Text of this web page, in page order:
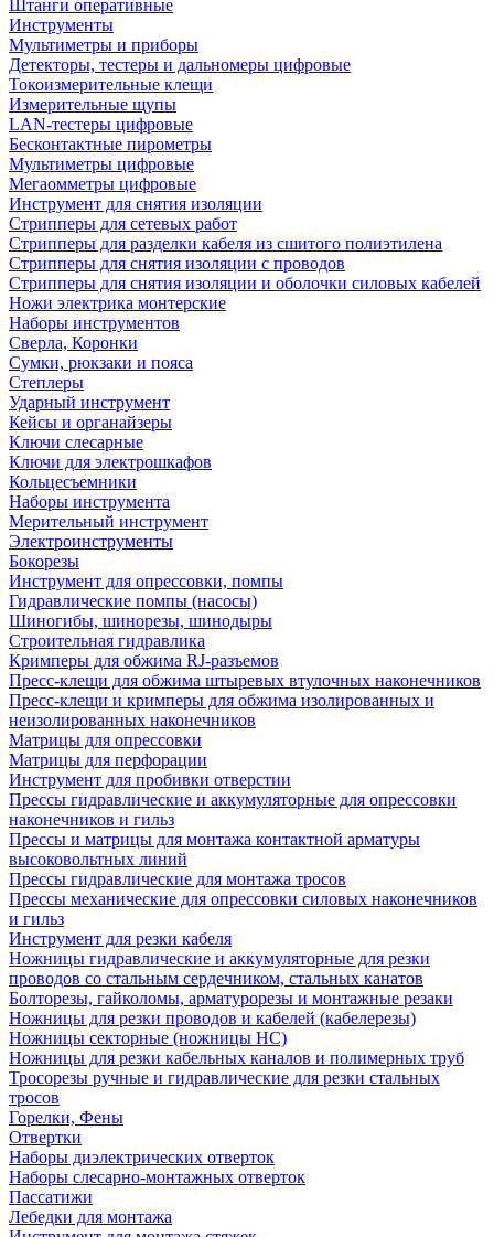
Штанги оперативные
Инструменты
Мультиметры и приборы
Детекторы, тестеры и дальномеры цифровые
Токоизмерительные клещи
Измерительные щупы
LAN-тестеры цифровые
Бесконтактные пирометры
Мультиметры цифровые
Мегаомметры цифровые
Инструмент для снятия изоляции
Стрипперы для сетевых работ
Стрипперы для разделки кабеля из сшитого полиэтилена
Cтрипперы для снятия изоляции с проводов
Стрипперы для снятия изоляции и оболочки силовых кабелей
Ножи электрика монтерские
Наборы инструментов
Сверла, Коронки
Сумки, рюкзаки и пояса
Степлеры
Ударный инструмент
Кейсы и органайзеры
Ключи слесарные
Ключи для электрошкафов
Кольцесъемники
Наборы инструмента
Мерительный инструмент
Электроинструменты
Бокорезы
Инструмент для опрессовки, помпы
Гидравлические помпы (насосы)
Шиногибы, шинорезы, шинодыры
Строительная гидравлика
Кримперы для обжима RJ-разъемов
Пресс-клещи для обжима штыревых втулочных наконечников
Пресс-клещи и кримперы для обжима изолированных и
неизолированных наконечников
Матрицы для опрессовки
Матрицы для перфорации
Инструмент для пробивки отверстии
Прессы гидравлические и аккумуляторные для опрессовки
наконечников и гильз
Прессы и матрицы для монтажа контактной арматуры
высоковольтных линий
Прессы гидравлические для монтажа тросов
Прессы механические для опрессовки силовых наконечников
и гильз
Инструмент для резки кабеля
Ножницы гидравлические и аккумуляторные для резки
проводов со стальным сердечником, стальных канатов
Болторезы, гайколомы, арматурорезы и монтажные резаки
Ножницы для резки проводов и кабелей (кабелерезы)
Ножницы секторные (ножницы НС)
Ножницы для резки кабельных каналов и полимерных труб
Тросорезы ручные и гидравлические для резки стальных
тросов
Горелки, Фены
Отвертки
Наборы диэлектрических отверток
Наборы слесарно-монтажных отверток
Пассатижи
Лебедки для монтажа